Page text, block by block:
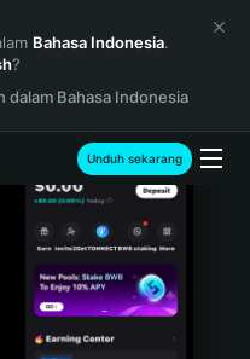
Bahasa Indonesia.
?
dalam Bahasa Indonesia
Unduh sekarang